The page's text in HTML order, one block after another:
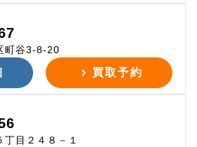
町谷3-8-20
買取予約
目２４８－１